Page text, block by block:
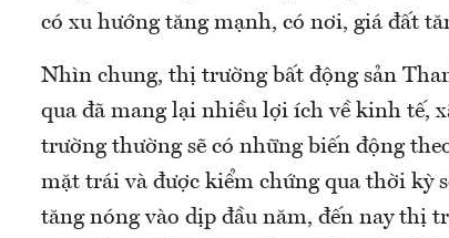
có xu hướng tăng mạnh, có nơi, giá đất
Nhìn chung, thị trường bất động sản
qua đã mang lại nhiều lợi ích về kinh tế,
trường thường sẽ có những biến động
mặt trái và được kiểm chứng qua thời kỳ
tăng nóng vào dịp đầu năm, đến nay thị